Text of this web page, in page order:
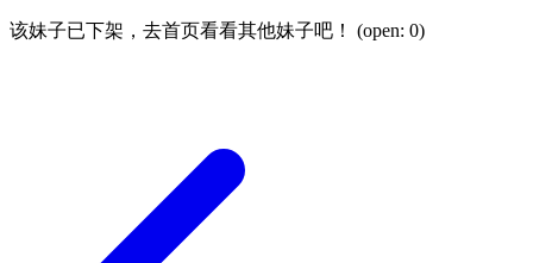
该妹子已下架，去首页看看其他妹子吧！ (open: 0)